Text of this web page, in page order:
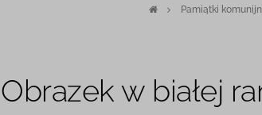
Pamiątki
Obrazek w białej